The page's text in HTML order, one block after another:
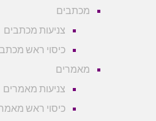
מכתבים
צניעות מכתבים
כיסוי ראש מכתבים
מאמרים
צניעות מאמרים
כיסוי ראש מאמרים